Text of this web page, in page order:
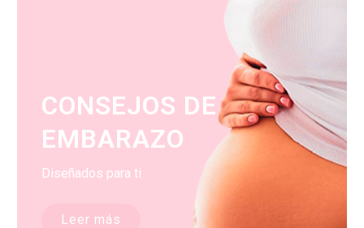
CONSEJOS DE
EMBARAZO
Diseñados para ti
Leer más